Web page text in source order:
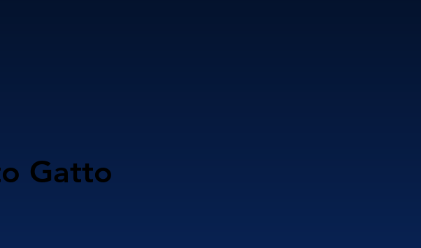
Gatto